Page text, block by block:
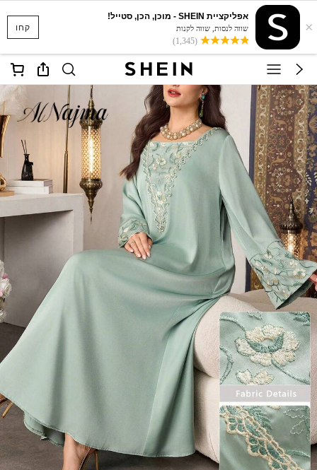
קחו ×
אפליקציית SHEIN - מוכן, הכן, סטייל!
שווה לנסות, שווה לקנות
(1,345)